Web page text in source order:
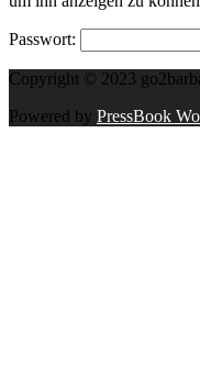
Passwort:
Copyright © 2023
Powered by PressBook